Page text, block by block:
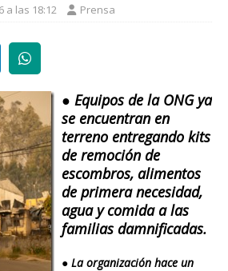
a las 18:12 Prensa
● Equipos de la ONG ya
se encuentran en
terreno entregando kits
de remoción de
escombros, alimentos
de primera necesidad,
agua y comida a las
familias damnificadas.
● La organización hace un